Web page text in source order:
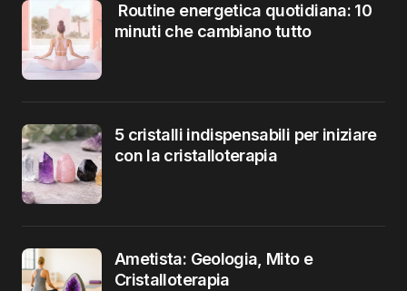
Routine energetica quotidiana: 10
minuti che cambiano tutto
5 cristalli indispensabili per iniziare
con la cristalloterapia
Ametista: Geologia, Mito e
Cristalloterapia